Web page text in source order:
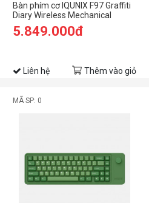
Bàn phím cơ IQUNIX F97 Graffiti
Diary Wireless Mechanical
Keyboard Silent Red Switch
(Non-Backlit Cherry)
5.849.000đ
Liên hệ Thêm vào giỏ
MÃ SP: 0